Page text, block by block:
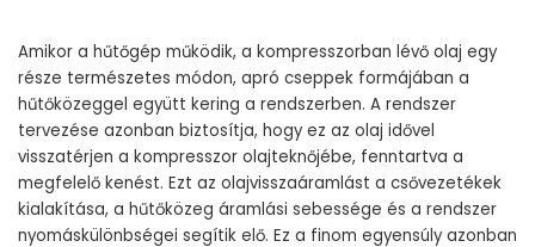
Amikor a hűtőgép működik, a kompresszorban lévő olaj egy
része természetes módon, apró cseppek formájában a
hűtőközeggel együtt kering a rendszerben. A rendszer
tervezése azonban biztosítja, hogy ez az olaj idővel
visszatérjen a kompresszor olajteknőjébe, fenntartva a
megfelelő kenést. Ezt az olajvisszaáramlást a csővezetékek
kialakítása, a hűtőközeg áramlási sebessége és a rendszer
nyomáskülönbségei segítik elő. Ez a finom egyensúly azonban